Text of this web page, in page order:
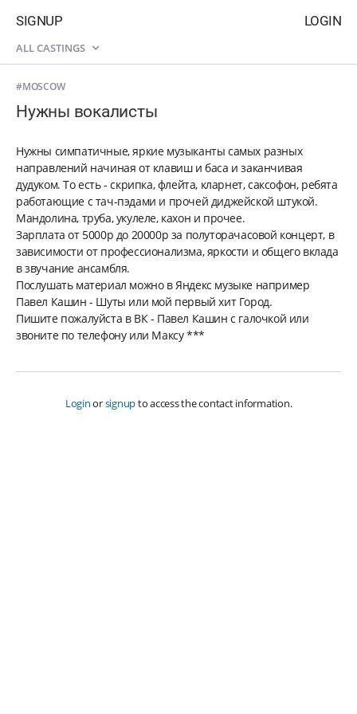
LOGIN
SIGNUP
ALL CASTINGS
#MOSCOW
Нужны вокалисты
Нужны симпатичные, яркие музыканты самых разных
направлений начиная от клавиш и баса и заканчивая
дудуком. То есть - скрипка, флейта, кларнет, саксофон, ребята
работающие с тач-пэдами и прочей диджейской штукой.
Мандолина, труба, укулеле, кахон и прочее.
Зарплата от 5000р до 20000р за полуторачасовой концерт, в
зависимости от профессионализма, яркости и общего вклада
в звучание ансамбля.
Послушать материал можно в Яндекс музыке например
Павел Кашин - Шуты или мой первый хит Город.
Пишите пожалуйста в ВК - Павел Кашин с галочкой или
звоните по телефону или Максу ***
Loginorsignupto access the contact information.